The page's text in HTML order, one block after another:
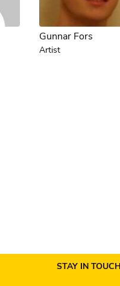
Gunnar Fors
Artist
STAY IN TOUCH